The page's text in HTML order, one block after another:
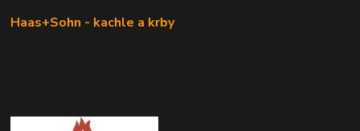
Haas+Sohn - kachle a krby